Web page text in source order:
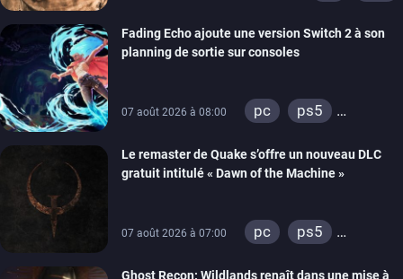
Fading Echo ajoute une version Switch 2 à son
planning de sortie sur consoles
07 août 2026 à 08:00 pc
ps5
Le remaster de Quake s’offre un nouveau DLC
gratuit intitulé « Dawn of the Machine »
07 août 2026 à 07:00 pc
ps5
Ghost Recon: Wildlands renaît dans une mise à